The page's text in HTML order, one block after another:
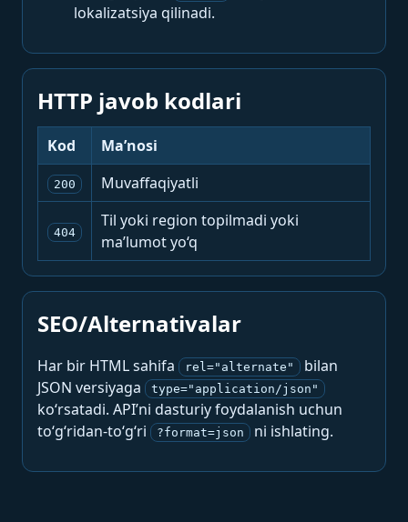
lokalizatsiya qilinadi.
HTTP javob kodlari
Kod Ma’nosi
200 Muvaffaqiyatli
404
Til yoki region topilmadi yoki
ma’lumot yo‘q
SEO/Alternativalar
Har bir HTML sahifa rel="alternate"
bilan
JSON versiyaga
type="application/json"
ko‘rsatadi. API’ni dasturiy foydalanish uchun
to‘g‘ridan-to‘g‘ri
?format=json ni ishlating.